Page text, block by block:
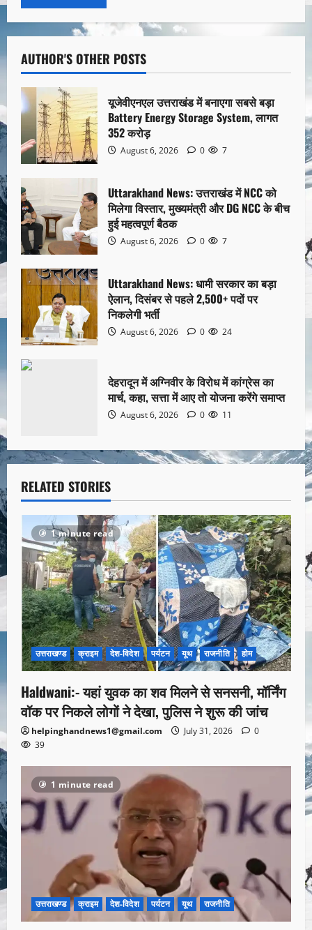
AUTHOR'S OTHER POSTS
यूजेवीएनएल उत्तराखंड में बनाएगा सबसे बड़ा
Battery Energy Storage System, लागत
352 करोड़
August 6, 2026 0 7
Uttarakhand News: उत्तराखंड में NCC को
मिलेगा विस्तार, मुख्यमंत्री और DG NCC के बीच
हुई महत्वपूर्ण बैठक
August 6, 2026 0 7
Uttarakhand News: धामी सरकार का बड़ा
ऐलान, दिसंबर से पहले 2,500+ पदों पर
निकलेगी भर्ती
August 6, 2026 0 24
देहरादून में अग्निवीर के विरोध में कांग्रेस का
मार्च, कहा, सत्ता में आए तो योजना करेंगे समाप्त
August 6, 2026 0 11
RELATED STORIES
1 minute read
उत्तराखण्ड क्राइम देश-विदेश पर्यटन यूथ राजनीति होम
Haldwani:- यहां युवक का शव मिलने से सनसनी, मॉर्निंग
वॉक पर निकले लोगों ने देखा, पुलिस ने शुरू की जांच
helpinghandnews1@gmail.com July 31, 2026
0
39
1 minute read
उत्तराखण्ड क्राइम देश-विदेश पर्यटन यूथ राजनीति